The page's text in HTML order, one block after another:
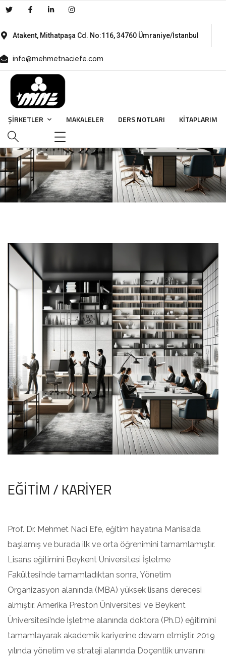
Atakent, Mithatpaşa Cd. No:116, 34760 Ümraniye/İstanbul
info@mehmetnaciefe.com
ŞİRKETLER MAKALELER DERS NOTLARI KITAPLARIM
Eğitim ve Kariyer
EĞİTİM / KARİYER
Prof. Dr. Mehmet Naci Efe, eğitim hayatına Manisa’da
başlamış ve burada ilk ve orta öğrenimini tamamlamıştır.
Lisans eğitimini Beykent Üniversitesi İşletme
Fakültesi’nde tamamladıktan sonra, Yönetim
Organizasyon alanında (MBA) yüksek lisans derecesi
almıştır. Amerika Preston Üniversitesi ve Beykent
Üniversitesi’nde İşletme alanında doktora (Ph.D) eğitimini
tamamlayarak akademik kariyerine devam etmiştir. 2019
yılında yönetim ve strateji alanında Doçentlik unvanını